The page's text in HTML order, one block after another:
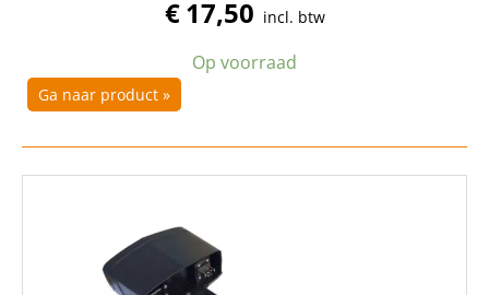
€17,50 incl. btw
Op voorraad
Ga naar product »